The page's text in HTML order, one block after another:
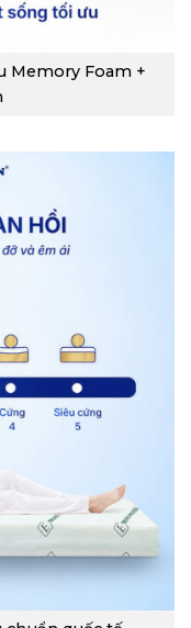
Memory Foam +